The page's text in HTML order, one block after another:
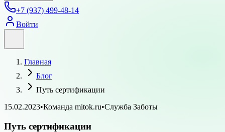
+7 (937) 499-48-14
Войти
Главная
Блог
Путь сертификации
15.02.2023•Команда mitok.ru•Служба Заботы
Путь сертификации